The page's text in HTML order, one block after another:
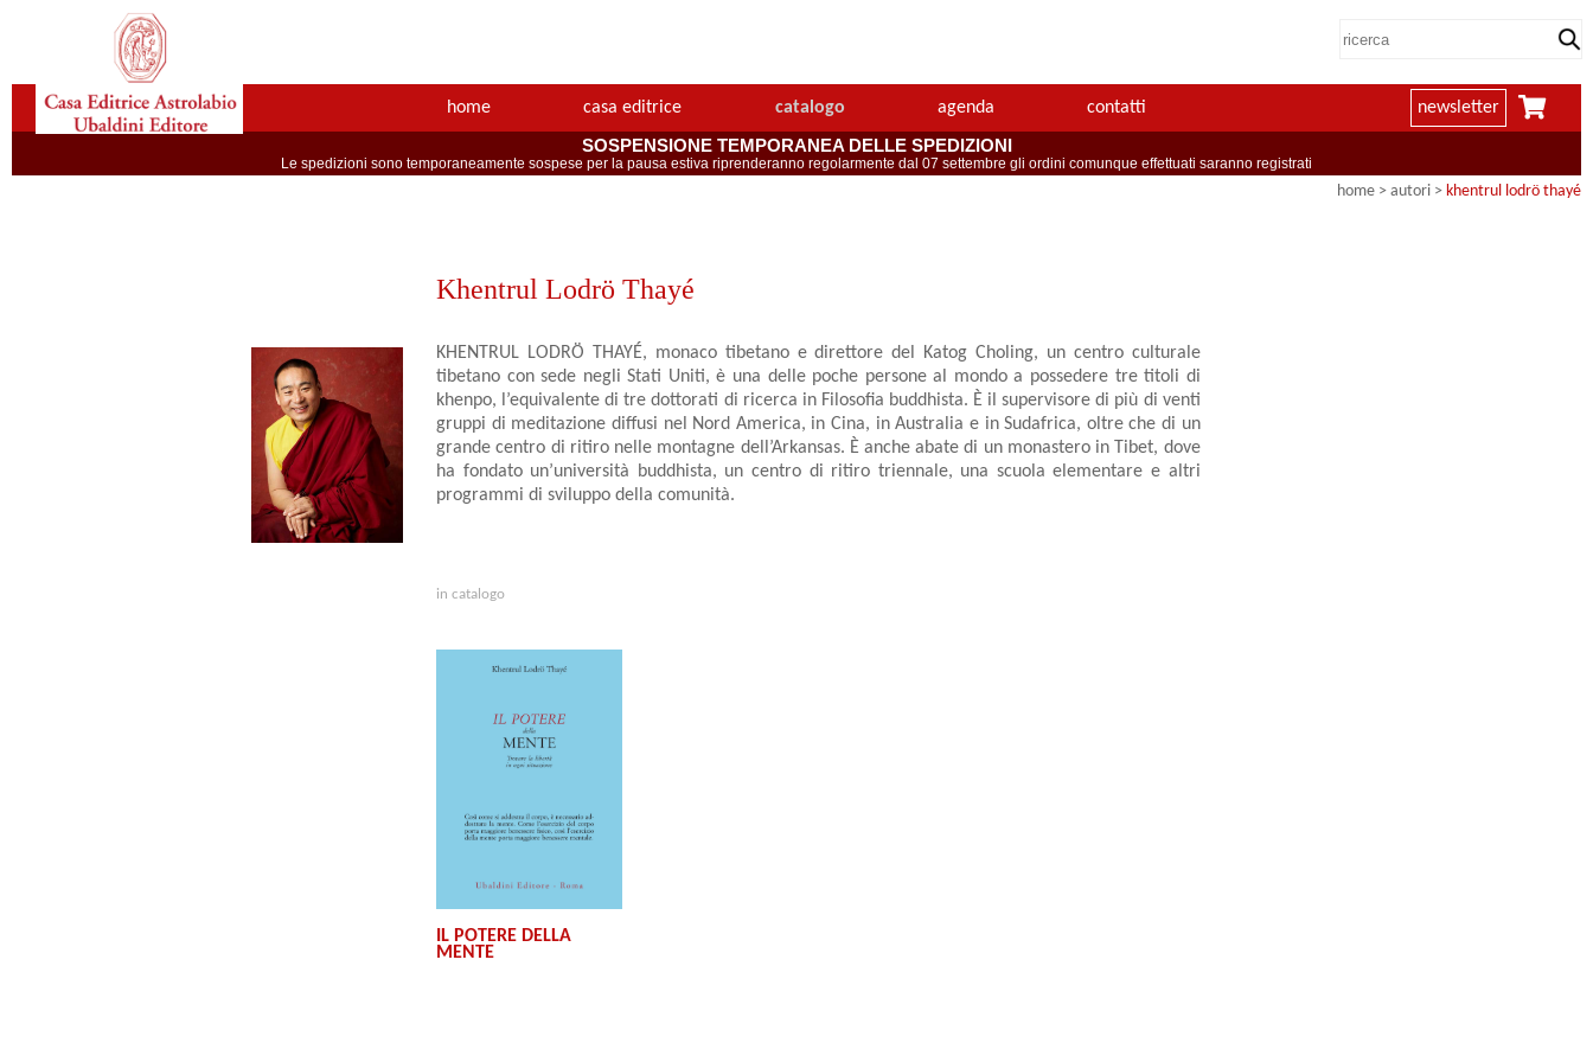
home casa editrice catalogo agenda contatti newsletter
SOSPENSIONE TEMPORANEA DELLE SPEDIZIONI
Le spedizioni sono temporaneamente sospese per la pausa estiva riprenderanno regolarmente dal 07 settembre gli ordini comunque effettuati saranno registrati
home > autori > khentrul lodrö thayé
Khentrul Lodrö Thayé
KHENTRUL LODRÖ THAYÉ, monaco tibetano e direttore del Katog Choling, un centro culturale
tibetano con sede negli Stati Uniti, è una delle poche persone al mondo a possedere tre titoli di
khenpo, l’equivalente di tre dottorati di ricerca in Filosofia buddhista. È il supervisore di più di venti
gruppi di meditazione diffusi nel Nord America, in Cina, in Australia e in Sudafrica, oltre che di un
grande centro di ritiro nelle montagne dell’Arkansas. È anche abate di un monastero in Tibet, dove
ha fondato un’università buddhista, un centro di ritiro triennale, una scuola elementare e altri
programmi di sviluppo della comunità.
in catalogo
IL POTERE DELLA
MENTE